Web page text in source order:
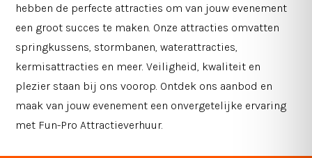
hebben de perfecte attracties om van jouw evenement
een groot succes te maken. Onze attracties omvatten
springkussens, stormbanen, waterattracties,
kermisattracties en meer. Veiligheid, kwaliteit en
plezier staan bij ons voorop. Ontdek ons aanbod en
maak van jouw evenement een onvergetelijke ervaring
met Fun-Pro Attractieverhuur.